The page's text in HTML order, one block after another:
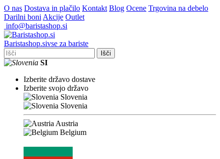
O nas Dostava in plačilo Kontakt Blog Ocene Trgovina na debelo
Darilni boni Akcije Outlet
info@baristashop.si
Baristashop.sivse za bariste
Išči
SI
Izberite državo dostave
Izberite svojo državo
Slovenia
Slovenia
Austria
Belgium